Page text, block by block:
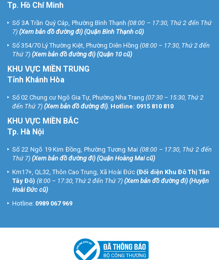
Tp. Hồ Chí Minh
Số 3A Trần Quý Cáp, Phường Bình Thạnh (08:00 – 17:30, Thứ 2 đến Thứ
7) (Xem bản đồ đường đi) (Quận Bình Thạnh cũ)
Số 354/70 Lý Thường Kiệt, Phường Diên Hồng (08:00 – 17:30, Thứ 2 đến
Thứ 7) (Xem bản đồ đường đi) (Quận 10 cũ)
KHU VỰC MIỀN TRUNG
Tỉnh Khánh Hòa
Số 02 Chung cư Ngô Gia Tự, Phường Nha Trang (07:30 – 15:30, Thứ 2
đến Thứ 7) (Xem bản đồ đường đi). Hotline: 0915 810 810
KHU VỰC MIỀN BẮC
Tp. Hà Nội
Số 22 Ngõ 19 Kim Đồng, Phường Tương Mai (08:00 – 17:30, Thứ 2 đến
Thứ 7) (Xem bản đồ đường đi) (Quận Hoàng Mai cũ)
Km17+, QL32, Thôn Cao Trung, Xã Hoài Đức (Đối diện Khu Đô Thị Tân
Tây Đô) (8:00 – 17:30, Thứ 2 đến Thứ 7) (Xem bản đồ đường đi) (Huyện
Hoài Đức cũ)
Hotline: 0989 067 969